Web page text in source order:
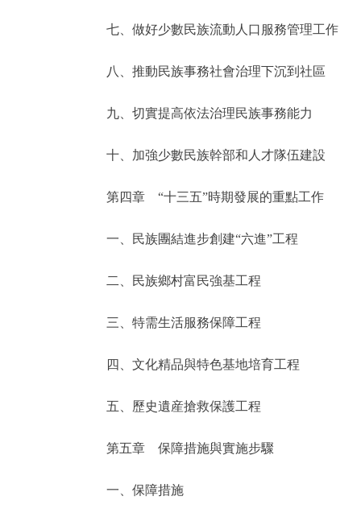
七、做好少數民族流動人口服務管理工作
八、推動民族事務社會治理下沉到社區
九、切實提高依法治理民族事務能力
十、加強少數民族幹部和人才隊伍建設
第四章 “十三五”時期發展的重點工作
一、民族團結進步創建“六進”工程
二、民族鄉村富民強基工程
三、特需生活服務保障工程
四、文化精品與特色基地培育工程
五、歷史遺産搶救保護工程
第五章 保障措施與實施步驟
一、保障措施